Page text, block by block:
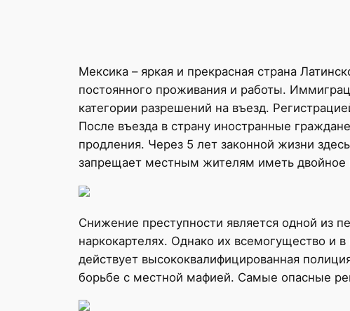
Мексика – яркая и прекрасная страна
постоянного проживания и работы.
категории разрешений на въезд.
После въезда в страну иностранные
продления. Через 5 лет законной жизни
запрещает местным жителям иметь двойное
Снижение преступности является одной из
наркокартелях. Однако их всемогущество и
действует высококвалифицированная
борьбе с местной мафией. Самые опасные